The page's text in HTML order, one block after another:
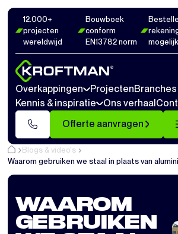
12.000+
projecten
wereldwijd
Bouwboek
conform
EN13782 norm
mogelijk
Overkappingen ProjectenBranches
Kennis & inspiratie
Ons verhaal
Offerte aanvragen
Blogs & video's
Waarom gebruiken we staal in plaats van
WAAROM
GEBRUIKEN